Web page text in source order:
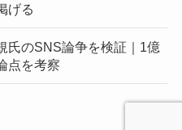
げる
氏のSNS論争を検証｜1億
点を考察